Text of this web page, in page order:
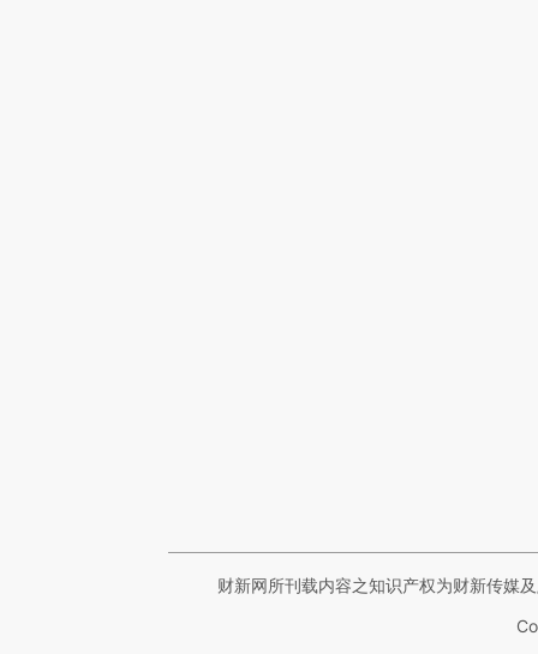
财新网所刊载内容之知识产权为财新传媒